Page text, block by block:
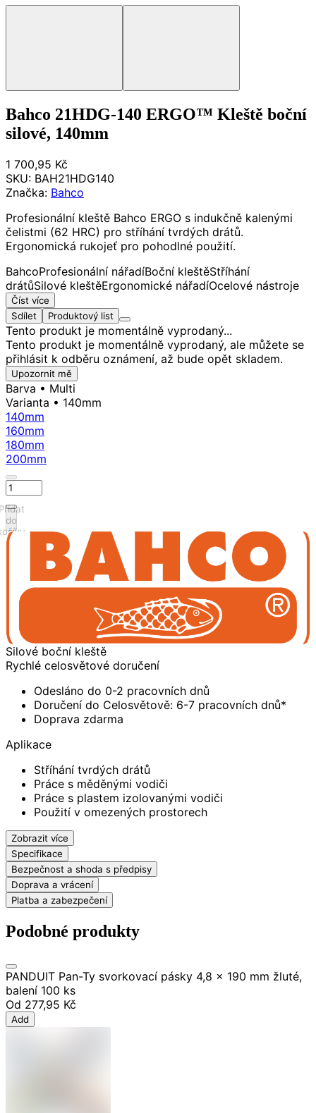
Bahco 21HDG-140 ERGO™ Kleště boční
silové, 140mm
1 700,95 Kč
SKU: BAH21HDG140
Značka: Bahco
Profesionální kleště Bahco ERGO s indukčně kalenými
čelistmi (62 HRC) pro stříhání tvrdých drátů.
Ergonomická rukojeť pro pohodlné použití.
BahcoProfesionální nářadíBoční kleštěStříhání
drátůSilové kleštěErgonomické nářadíOcelové nástroje
Číst více
Sdílet
Produktový list
Tento produkt je momentálně vyprodaný...
Tento produkt je momentálně vyprodaný, ale můžete se
přihlásit k odběru oznámení, až bude opět skladem.
Upozornit mě
Barva • Multi
Varianta • 140mm
140mm
160mm
180mm
200mm
do
Silové boční kleště
Rychlé celosvětové doručení
Odesláno do 0-2 pracovních dnů
Doručení do Celosvětově: 6-7 pracovních dnů*
Doprava zdarma
Aplikace
Stříhání tvrdých drátů
Práce s měděnými vodiči
Práce s plastem izolovanými vodiči
Použití v omezených prostorech
Zobrazit více
Specifikace
Bezpečnost a shoda s předpisy
Doprava a vrácení
Platba a zabezpečení
Podobné produkty
PANDUIT Pan-Ty svorkovací pásky 4,8 x 190 mm žluté,
balení 100 ks
Od 277,95 Kč
Add